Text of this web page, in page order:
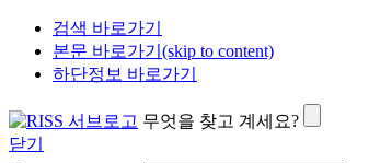
검색 바로가기
본문 바로가기(skip to content)
하단정보 바로가기
무엇을 찾고 계세요?
닫기